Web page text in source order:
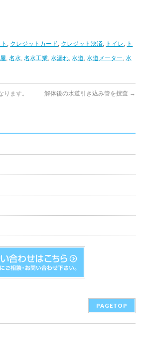
, クレジットカード, クレジット決済, トイレ, ト
,名水,名水工業,水漏れ,水道,水道メーター,水
ります。 解体後の水道引き込み管を捜査 →
PAGETOP